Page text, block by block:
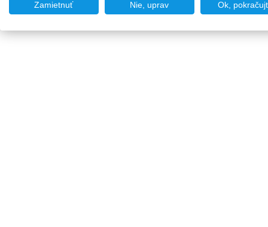
Zamietnuť Nie, uprav Ok,